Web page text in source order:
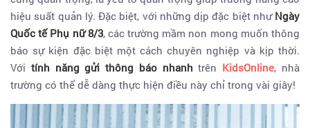
hiệu suất quản lý. Đặc biệt, với những dịp đặc biệt như Ngày
Quốc tế Phụ nữ 8/3, các trường mầm non mong muốn thông
báo sự kiện đặc biệt một cách chuyên nghiệp và kịp thời.
Với tính năng gửi thông báo nhanhtrên KidsOnline, nhà
trường có thể dễ dàng thực hiện điều này chỉ trong vài giây!